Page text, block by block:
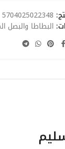
5704025022348
البطاطا والبصل